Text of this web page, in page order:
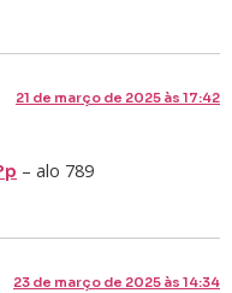
21 de março de 2025 às 17:42
– alo 789
23 de março de 2025 às 14:34